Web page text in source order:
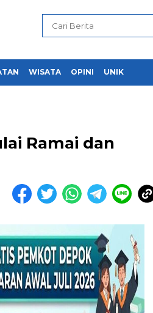
WISATA OPINI UNIK
Ramai dan